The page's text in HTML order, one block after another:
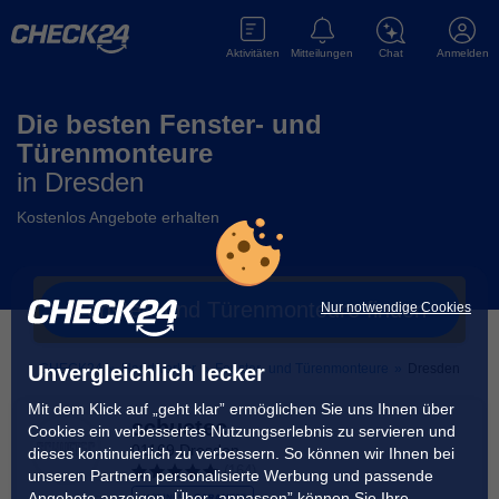
Nur notwendige Cookies
Unvergleichlich lecker
Mit dem Klick auf „geht klar” ermöglichen Sie uns Ihnen über
Cookies ein verbessertes Nutzungserlebnis zu servieren und
dieses kontinuierlich zu verbessern. So können wir Ihnen bei
unseren Partnern personalisierte Werbung und passende
Anmelden
Chat
Mitteilungen
Aktivitäten
Die besten Fenster- und
Türenmonteure
in Dresden
Kostenlos Angebote erhalten
Fenster- und Türenmonteurefinden
CHECK24 » Handwerker » Fenster- und Türenmonteure
schuetec
01169 Dresden
(164)